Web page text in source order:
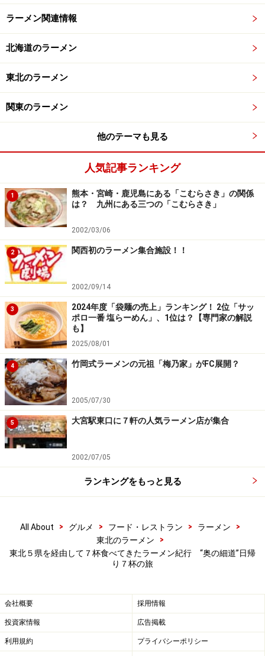
ラーメン関連情報
北海道のラーメン
東北のラーメン
関東のラーメン
他のテーマも見る
人気記事ランキング
1
熊本・宮崎・鹿児島にある「こむらさき」の関係
は？ 九州にある三つの「こむらさき」
2002/03/06
2 関西初のラーメン集合施設！！
2002/09/14
3
2024年度「袋麺の売上」ランキング！ 2位「サッ
ポロ一番 塩らーめん」、1位は？【専門家の解説
も】
2025/08/01
4 竹岡式ラーメンの元祖「梅乃家」がFC展開？
2005/07/30
5 大宮駅東口に７軒の人気ラーメン店が集合
2002/07/05
ランキングをもっと見る
All About > グルメ > フード・レストラン > ラーメン
>
東北のラーメン
>
東北５県を経由して７杯食べてきたラーメン紀行 “奥の細道”日帰
り７杯の旅
会社概要 採用情報
投資家情報 広告掲載
利用規約 プライバシーポリシー